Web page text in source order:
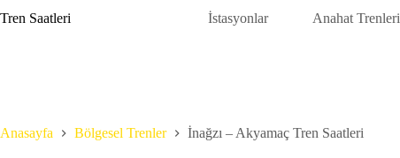
Tren Saatleri
İstasyonlar Anahat Trenleri
Anasayfa Bölgesel Trenler İnağzı – Akyamaç Tren Saatleri